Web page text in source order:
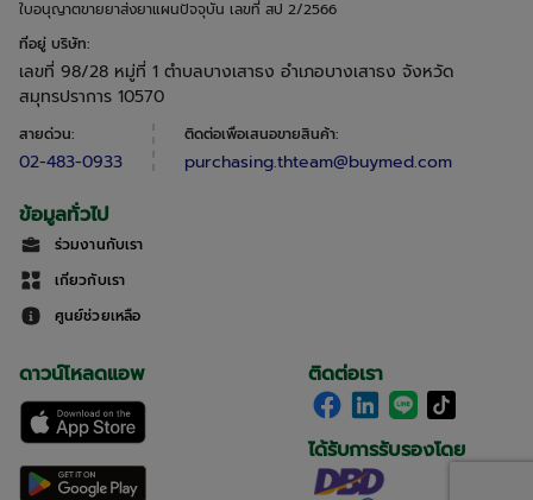
ใบอนุญาตขายยาส่งยาแผนปัจจุบัน เลขที่ สป 2/2566
ที่อยู่ บริษัท:
เลขที่ 98/28 หมู่ที่ 1 ตำบลบางเสาธง อำเภอบางเสาธง จังหวัด
สมุทรปราการ 10570
สายด่วน:
02-483-0933
ติดต่อเพื่อเสนอขายสินค้า:
purchasing.thteam@buymed.com
ข้อมูลทั่วไป
ร่วมงานกับเรา
เกี่ยวกับเรา
ศูนย์ช่วยเหลือ
ติดต่อเรา
ได้รับการรับรองโดย
ดาวน์โหลดแอพ